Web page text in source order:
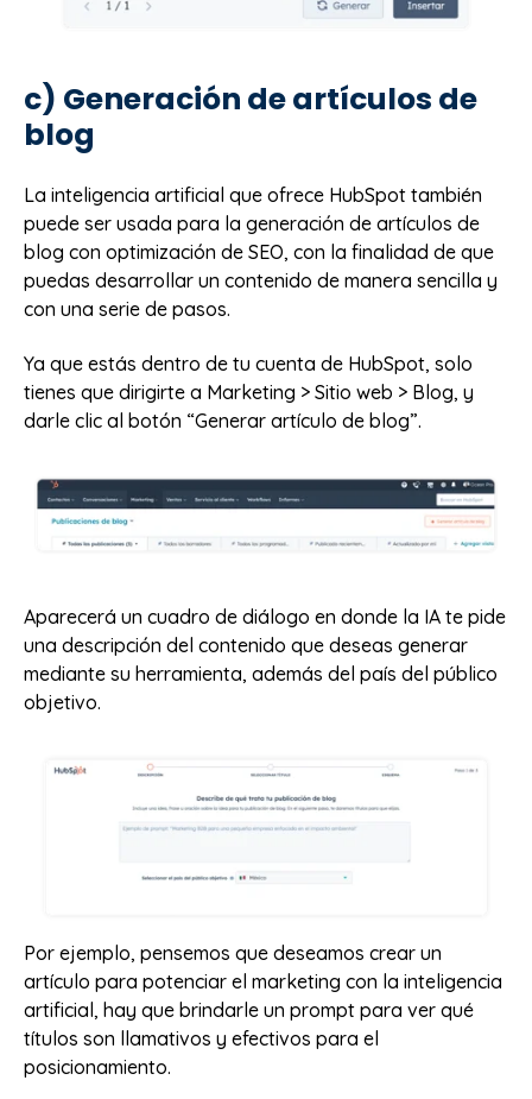
c) Generación de artículos de
blog
La inteligencia artificial que ofrece HubSpot también
puede ser usada para la generación de artículos de
blog con optimización de SEO, con la finalidad de que
puedas desarrollar un contenido de manera sencilla y
con una serie de pasos.
Ya que estás dentro de tu cuenta de HubSpot, solo
tienes que dirigirte a Marketing > Sitio web > Blog, y
darle clic al botón “Generar artículo de blog”.
Aparecerá un cuadro de diálogo en donde la IA te pide
una descripción del contenido que deseas generar
mediante su herramienta, además del país del público
objetivo.
Por ejemplo, pensemos que deseamos crear un
artículo para potenciar el marketing con la inteligencia
artificial, hay que brindarle un prompt para ver qué
títulos son llamativos y efectivos para el
posicionamiento.